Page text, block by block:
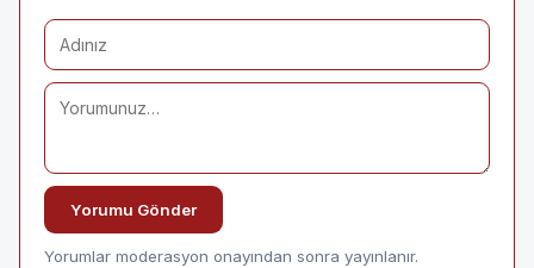
Yorumu Gönder
Yorumlar moderasyon onayından sonra yayınlanır.